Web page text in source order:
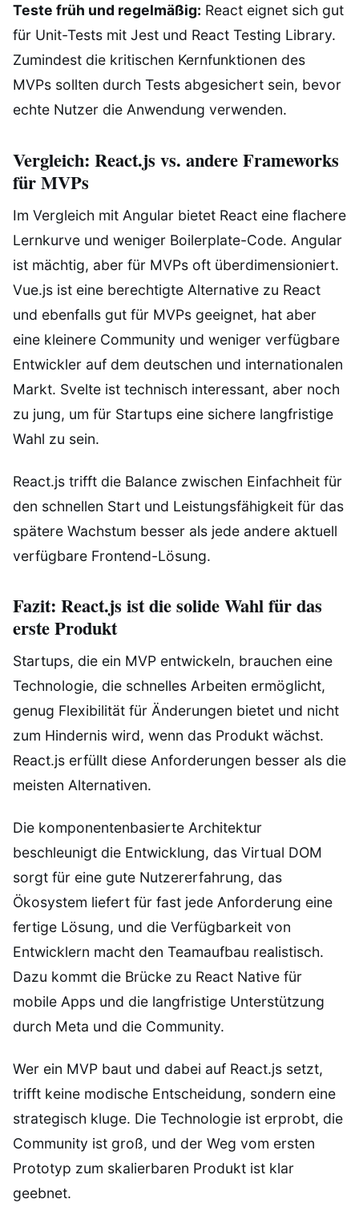
Teste früh und regelmäßig: React eignet sich gut
für Unit-Tests mit Jest und React Testing Library.
Zumindest die kritischen Kernfunktionen des
MVPs sollten durch Tests abgesichert sein, bevor
echte Nutzer die Anwendung verwenden.
Vergleich: React.js vs. andere Frameworks
für MVPs
Im Vergleich mit Angular bietet React eine flachere
Lernkurve und weniger Boilerplate-Code. Angular
ist mächtig, aber für MVPs oft überdimensioniert.
Vue.js ist eine berechtigte Alternative zu React
und ebenfalls gut für MVPs geeignet, hat aber
eine kleinere Community und weniger verfügbare
Entwickler auf dem deutschen und internationalen
Markt. Svelte ist technisch interessant, aber noch
zu jung, um für Startups eine sichere langfristige
Wahl zu sein.
React.js trifft die Balance zwischen Einfachheit für
den schnellen Start und Leistungsfähigkeit für das
spätere Wachstum besser als jede andere aktuell
verfügbare Frontend-Lösung.
Fazit: React.js ist die solide Wahl für das
erste Produkt
Startups, die ein MVP entwickeln, brauchen eine
Technologie, die schnelles Arbeiten ermöglicht,
genug Flexibilität für Änderungen bietet und nicht
zum Hindernis wird, wenn das Produkt wächst.
React.js erfüllt diese Anforderungen besser als die
meisten Alternativen.
Die komponentenbasierte Architektur
beschleunigt die Entwicklung, das Virtual DOM
sorgt für eine gute Nutzererfahrung, das
Ökosystem liefert für fast jede Anforderung eine
fertige Lösung, und die Verfügbarkeit von
Entwicklern macht den Teamaufbau realistisch.
Dazu kommt die Brücke zu React Native für
mobile Apps und die langfristige Unterstützung
durch Meta und die Community.
Wer ein MVP baut und dabei auf React.js setzt,
trifft keine modische Entscheidung, sondern eine
strategisch kluge. Die Technologie ist erprobt, die
Community ist groß, und der Weg vom ersten
Prototyp zum skalierbaren Produkt ist klar
geebnet.